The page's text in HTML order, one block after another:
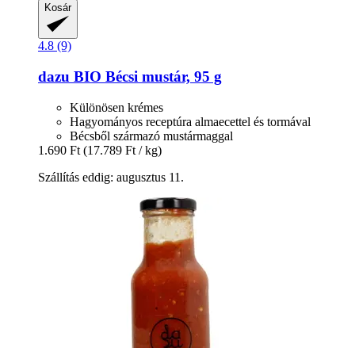
Kosár
4.8 (9)
dazu BIO Bécsi mustár, 95 g
Különösen krémes
Hagyományos receptúra almaecettel és tormával
Bécsből származó mustármaggal
1.690 Ft (17.789 Ft / kg)
Szállítás eddig: augusztus 11.